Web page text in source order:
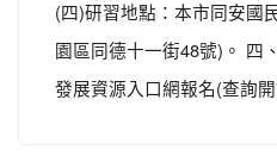
(四)研習地點：本市同安國
園區同德十一街48號)。 四
發展資源入口網報名(查詢